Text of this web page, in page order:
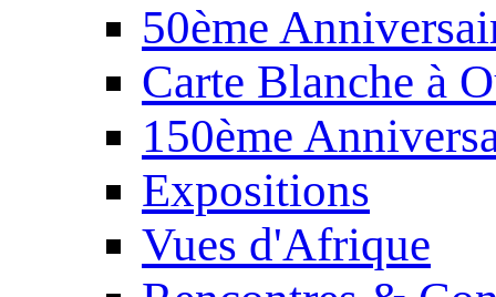
50ème
Carte Blanche à
150ème
Expositions
Vues d'Afrique